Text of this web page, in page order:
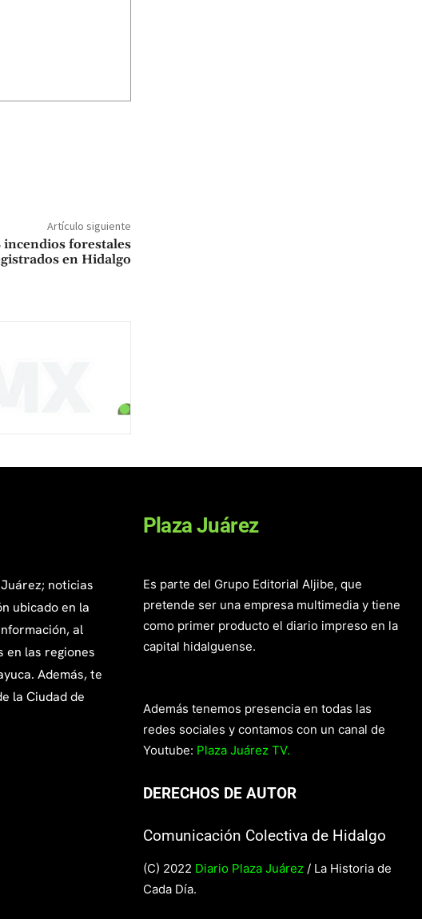
Artículo siguiente
incendios forestales
en Hidalgo
noticias
ubicado en la
al
en las regiones
Además, te
la Ciudad de
Plaza Juárez
Es parte del Grupo Editorial Aljibe, que
pretende ser una empresa multimedia y tiene
como primer producto el diario impreso en la
capital hidalguense.
Además tenemos presencia en todas las
redes sociales y contamos con un canal de
Youtube: Plaza Juárez TV.
DERECHOS DE AUTOR
Comunicación Colectiva de Hidalgo
(C) 2022 Diario Plaza Juárez / La Historia de
Cada Día.